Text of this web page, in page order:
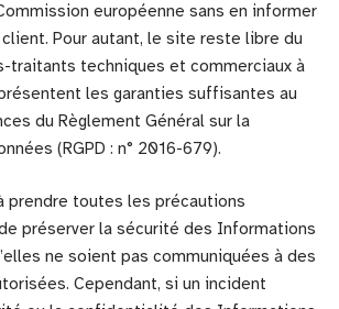
européenne sans en informer
Pour autant, le site reste libre du
traitants techniques et commerciaux à
les garanties suffisantes au
du Règlement Général sur la
(RGPD : n° 2016-679).
prendre toutes les précautions
préserver la sécurité des Informations
ne soient pas communiquées à des
Cependant, si un incident